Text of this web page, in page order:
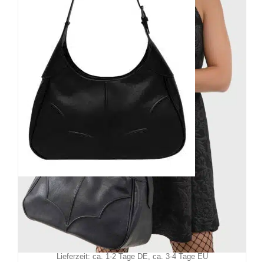
Killstar Tasche Web Of Night
59,90
Inkl. MwSt.
zzgl.Versand
Lieferzeit: ca. 1-2 Tage DE, ca. 3-4 Tage EU